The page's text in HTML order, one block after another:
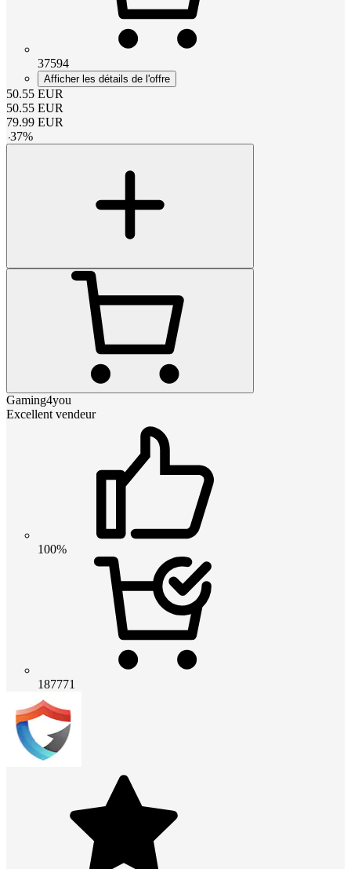
37594
Afficher les détails de l'offre
50.55 EUR
50.55 EUR
79.99 EUR
-37%
Gaming4you
Excellent vendeur
100%
187771